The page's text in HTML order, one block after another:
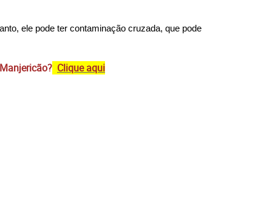
ele pode ter contaminação cruzada, que pode
Clique aqui